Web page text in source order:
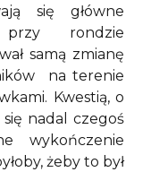
się główne
przy rondzie
samą zmianę
na terenie
Kwestią, o
nadal czegoś
wykończenie
żeby to był